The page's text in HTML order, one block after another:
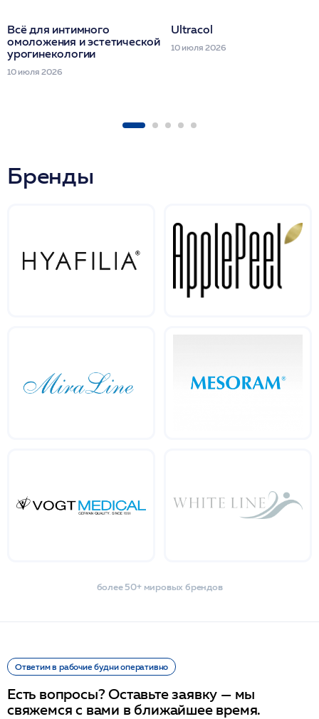
Всё для интимного
омоложения и эстетической
урогинекологии
10 июля 2026
Ultracol
10 июля 2026
Бренды
более 50+ мировых брендов
Ответим в рабочие будни оперативно
Есть вопросы? Оставьте заявку — мы
свяжемся с вами в ближайшее время.